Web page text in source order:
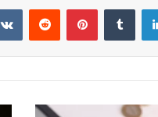
لينكدإن بينتيريست